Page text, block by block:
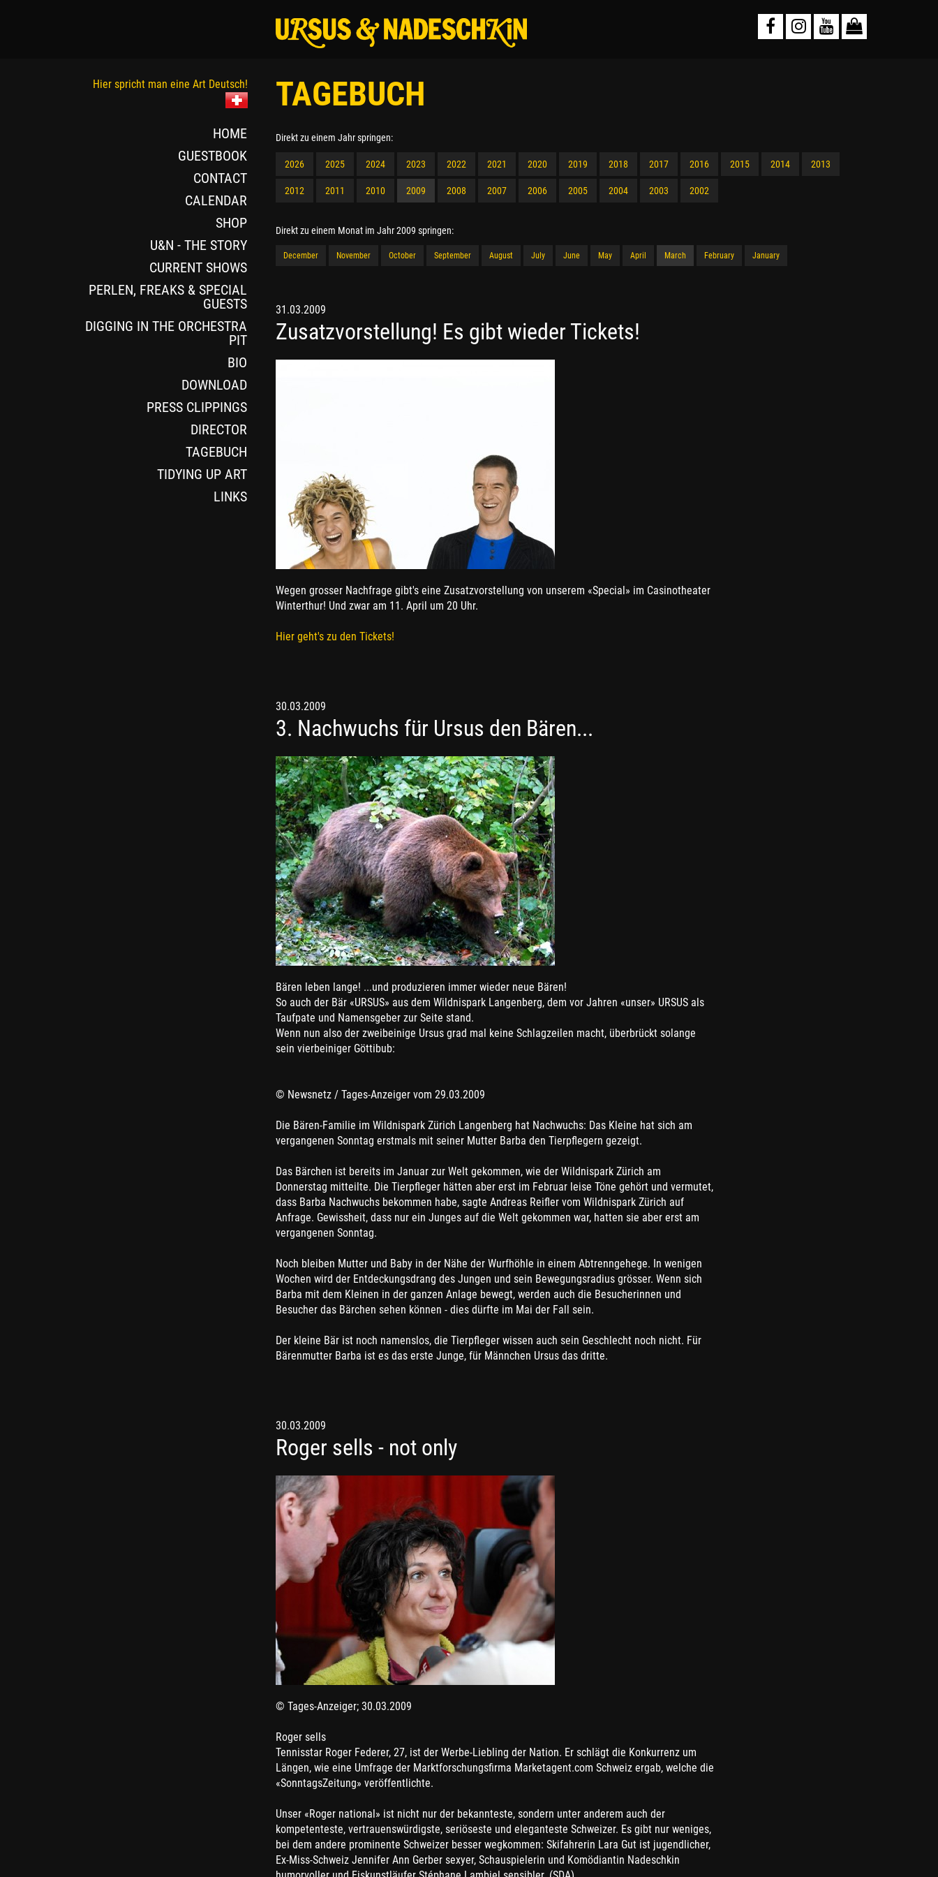
Hier spricht man eine Art Deutsch!
HOME
GUESTBOOK
CONTACT
CALENDAR
SHOP
U&N - THE STORY
CURRENT SHOWS
PERLEN, FREAKS & SPECIAL
GUESTS
DIGGING IN THE ORCHESTRA
PIT
BIO
DOWNLOAD
PRESS CLIPPINGS
DIRECTOR
TAGEBUCH
TIDYING UP ART
LINKS
TAGEBUCH
Direkt zu einem Jahr springen:
2026 2025 2024 2023 2022 2021 2020 2019 2018 2017 2016 2015 2014 2013
2012 2011 2010 2009 2008 2007 2006 2005 2004 2003 2002
Direkt zu einem Monat im Jahr 2009 springen:
December November October September August July June May April March February January
31.03.2009
Zusatzvorstellung! Es gibt wieder Tickets!
Wegen grosser Nachfrage gibt's eine Zusatzvorstellung von unserem «Special» im Casinotheater
Winterthur! Und zwar am 11. April um 20 Uhr.
Hier geht's zu den Tickets!
30.03.2009
3. Nachwuchs für Ursus den Bären...
Bären leben lange! ...und produzieren immer wieder neue Bären!
So auch der Bär «URSUS» aus dem Wildnispark Langenberg, dem vor Jahren «unser» URSUS als
Taufpate und Namensgeber zur Seite stand.
Wenn nun also der zweibeinige Ursus grad mal keine Schlagzeilen macht, überbrückt solange
sein vierbeiniger Göttibub:
© Newsnetz / Tages-Anzeiger vom 29.03.2009
Die Bären-Familie im Wildnispark Zürich Langenberg hat Nachwuchs: Das Kleine hat sich am
vergangenen Sonntag erstmals mit seiner Mutter Barba den Tierpflegern gezeigt.
Das Bärchen ist bereits im Januar zur Welt gekommen, wie der Wildnispark Zürich am
Donnerstag mitteilte. Die Tierpfleger hätten aber erst im Februar leise Töne gehört und vermutet,
dass Barba Nachwuchs bekommen habe, sagte Andreas Reifler vom Wildnispark Zürich auf
Anfrage. Gewissheit, dass nur ein Junges auf die Welt gekommen war, hatten sie aber erst am
vergangenen Sonntag.
Noch bleiben Mutter und Baby in der Nähe der Wurfhöhle in einem Abtrenngehege. In wenigen
Wochen wird der Entdeckungsdrang des Jungen und sein Bewegungsradius grösser. Wenn sich
Barba mit dem Kleinen in der ganzen Anlage bewegt, werden auch die Besucherinnen und
Besucher das Bärchen sehen können - dies dürfte im Mai der Fall sein.
Der kleine Bär ist noch namenslos, die Tierpfleger wissen auch sein Geschlecht noch nicht. Für
Bärenmutter Barba ist es das erste Junge, für Männchen Ursus das dritte.
30.03.2009
Roger sells - not only
© Tages-Anzeiger; 30.03.2009
Roger sells
Tennisstar Roger Federer, 27, ist der Werbe-Liebling der Nation. Er schlägt die Konkurrenz um
Längen, wie eine Umfrage der Marktforschungsfirma Marketagent.com Schweiz ergab, welche die
«SonntagsZeitung» veröffentlichte.
Unser «Roger national» ist nicht nur der bekannteste, sondern unter anderem auch der
kompetenteste, vertrauenswürdigste, seriöseste und eleganteste Schweizer. Es gibt nur weniges,
bei dem andere prominente Schweizer besser wegkommen: Skifahrerin Lara Gut ist jugendlicher,
Ex-Miss-Schweiz Jennifer Ann Gerber sexyer, Schauspielerin und Komödiantin Nadeschkin